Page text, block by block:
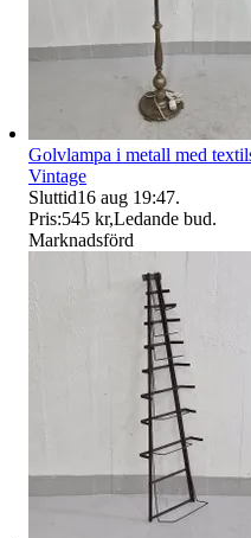
Golvlampa i metall med
Vintage
Sluttid16 aug 19:47.
Pris:545 kr,Ledande bud.
Marknadsförd